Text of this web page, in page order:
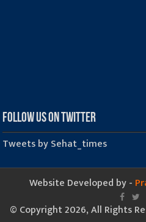
Follow us on Twitter
Tweets by Sehat_times
Website Developed by -
© Copyright 2026, All Rights